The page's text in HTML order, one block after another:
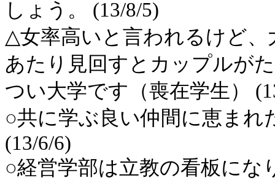
しょう。 (13/8/5)
△女率高いと言われるけど
あたり見回すとカップルが
つい大学です（喪在学生）
○共に学ぶ良い仲間に恵まれ
(13/6/6)
○経営学部は立教の看板にな